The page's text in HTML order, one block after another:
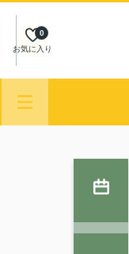
お気に入り
0